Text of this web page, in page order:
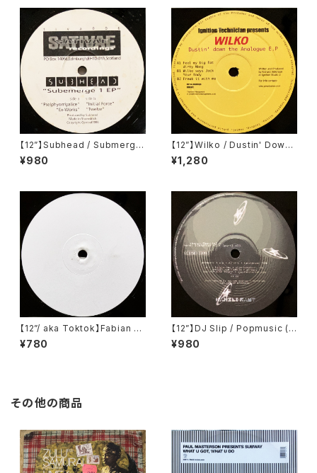
【12”】Subhead / Submerge
1 EP (Sativae Recordings)
(tiva006)
¥980
【12”】Wilko / Dustin' Down
The Analogue E.P (Ignition
Records) (IGT 010)
¥1,280
【12”/ aka Toktok】Fabian Fe
yerabendt / Moabit Rules
(V-Records) (V011)
¥780
【12”】DJ Slip / Popmusic (K
anzleramt) (KA 26)
¥980
その他の商品